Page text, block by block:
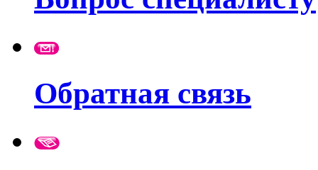
Обратная связь